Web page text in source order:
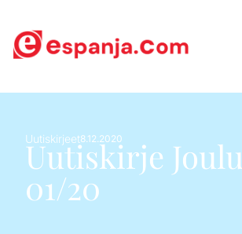
Uutiskirjeet8.12.2020
Uutiskirje Joulu
01/20